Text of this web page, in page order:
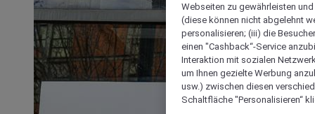
Webseiten zu gewährleisten
(diese können nicht abgelehnt
personalisieren; (iii) die
einen "Cashback“-Service
Interaktion mit sozialen
um Ihnen gezielte Werbung
usw.) zwischen diesen
Schaltfläche "Personalisieren“